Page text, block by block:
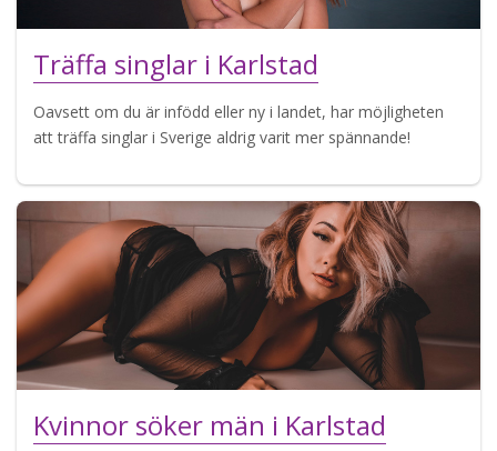
Träffa singlar i Karlstad
Oavsett om du är infödd eller ny i landet, har möjligheten
att träffa singlar i Sverige aldrig varit mer spännande!
Kvinnor söker män i Karlstad